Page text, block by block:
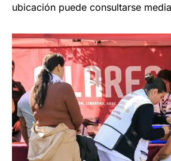
ubicación puede consultarse